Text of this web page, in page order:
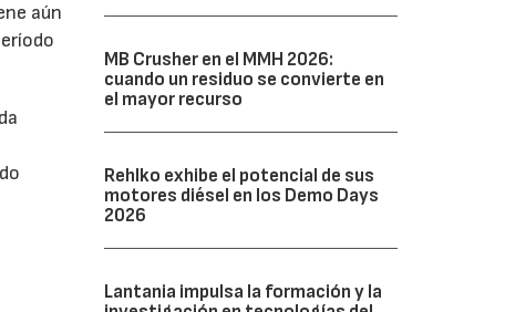
aún
MB Crusher en el MMH 2026:
cuando un residuo se convierte en
el mayor recurso
Rehlko exhibe el potencial de sus
motores diésel en los Demo Days
2026
Lantania impulsa la formación y la